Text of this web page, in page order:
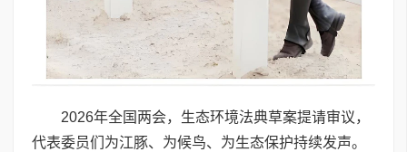
2026年全国两会，生态环境法典草案提请审议，
代表委员们为江豚、为候鸟、为生态保护持续发声。